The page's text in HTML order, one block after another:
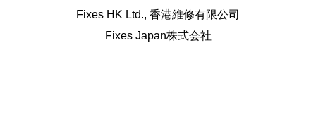
Fixes HK Ltd., 香港維修有限公司
Fixes Japan株式会社